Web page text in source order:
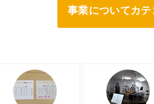
事業についてカテ